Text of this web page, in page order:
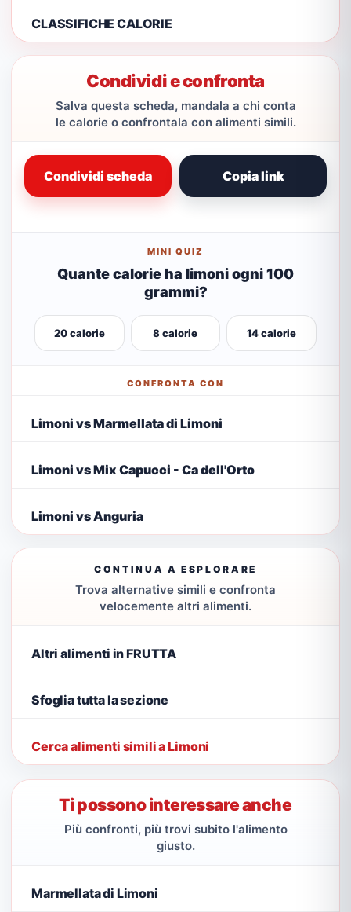
CLASSIFICHE CALORIE
Condividi e confronta
Salva questa scheda, mandala a chi conta
le calorie o confrontala con alimenti simili.
Condividi scheda Copia link
MINI QUIZ
Quante calorie ha limoni ogni 100
grammi?
20 calorie 8 calorie 14 calorie
CONFRONTA CON
Limoni vs Marmellata di Limoni
Limoni vs Mix Capucci - Ca dell'Orto
Limoni vs Anguria
CONTINUA A ESPLORARE
Trova alternative simili e confronta
velocemente altri alimenti.
Altri alimenti in FRUTTA
Sfoglia tutta la sezione
Cerca alimenti simili a Limoni
Ti possono interessare anche
Più confronti, più trovi subito l'alimento
giusto.
Marmellata di Limoni